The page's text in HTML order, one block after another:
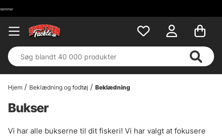
Hjem Beklædning og fodtøj Beklædning
Bukser
Vi har alle bukserne til dit fiskeri! Vi har valgt at fokusere